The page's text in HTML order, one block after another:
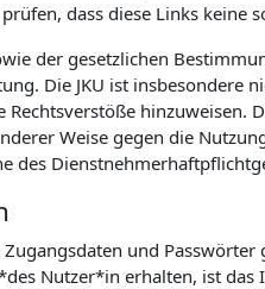
dass diese Links keine
der gesetzlichen
Die JKU ist
hinzuweisen.
Weise gegen die
des
und
Nutzer*in erhalten, ist